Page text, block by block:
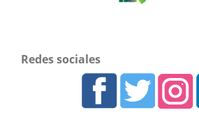
Redes sociales